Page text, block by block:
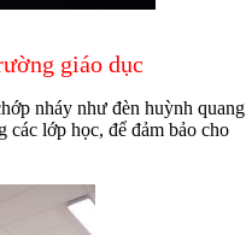
giáo dục
nháy như đèn huỳnh quang
các lớp học, để đảm bảo cho